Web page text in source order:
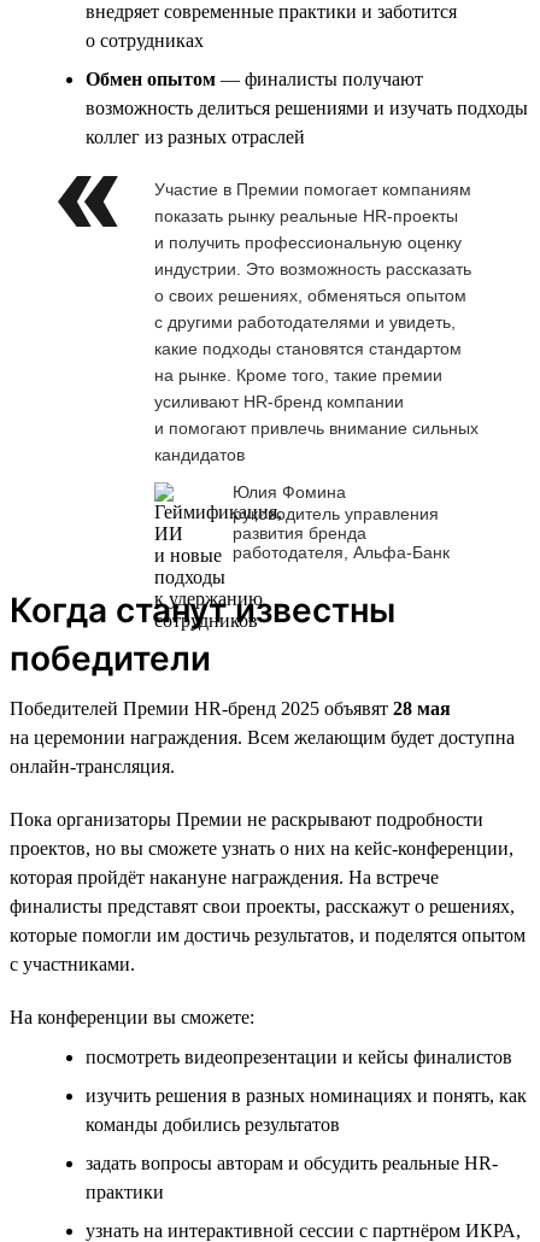
внедряет современные практики и заботится
о сотрудниках
Обмен опытом — финалисты получают
возможность делиться решениями и изучать подходы
коллег из разных отраслей
Участие в Премии помогает компаниям
показать рынку реальные HR-проекты
и получить профессиональную оценку
индустрии. Это возможность рассказать
о своих решениях, обменяться опытом
с другими работодателями и увидеть,
какие подходы становятся стандартом
на рынке. Кроме того, такие премии
усиливают HR-бренд компании
и помогают привлечь внимание сильных
кандидатов
Юлия Фомина
руководитель управления
развития бренда
работодателя, Альфа-Банк
Когда станут известны
победители
Победителей Премии HR-бренд 2025 объявят 28 мая
на церемонии награждения. Всем желающим будет доступна
онлайн-трансляция.
Пока организаторы Премии не раскрывают подробности
проектов, но вы сможете узнать о них на кейс-конференции,
которая пройдёт накануне награждения. На встрече
финалисты представят свои проекты, расскажут о решениях,
которые помогли им достичь результатов, и поделятся опытом
с участниками.
На конференции вы сможете:
посмотреть видеопрезентации и кейсы финалистов
изучить решения в разных номинациях и понять, как
команды добились результатов
задать вопросы авторам и обсудить реальные HR-
практики
узнать на интерактивной сессии с партнёром ИКРА,